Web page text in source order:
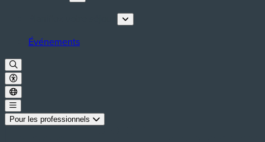
Événements
Pour les professionnels